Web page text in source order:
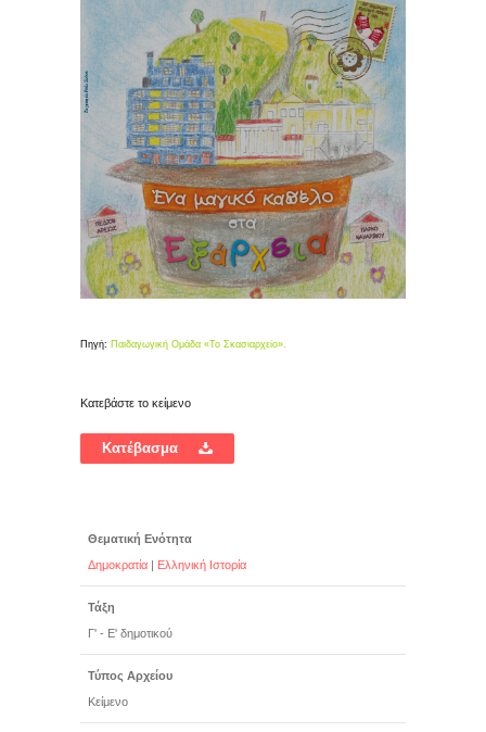
Πηγή: Παιδαγωγική Ομάδα «Το Σκασιαρχείο».
Κατεβάστε το κείμενο
Κατέβασμα
Θεματική Ενότητα
Δημοκρατία | Ελληνική Ιστορία
Τάξη
Γ' - Ε' δημοτικού
Τύπος Αρχείου
Κείμενο